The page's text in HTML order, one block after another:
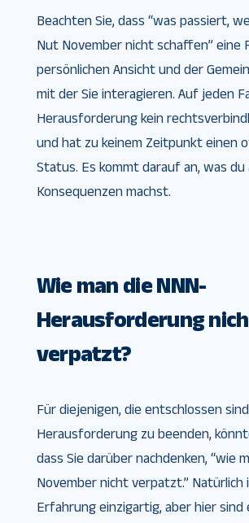
Beachten Sie, dass “was passiert,
Nut November nicht schaffen” eine
persönlichen Ansicht und der
mit der Sie interagieren. Auf jeden
Herausforderung kein
und hat zu keinem Zeitpunkt einen
Status. Es kommt darauf an, was du
Konsequenzen machst.
Wie man die NNN-
Herausforderung
verpatzt?
Für diejenigen, die entschlossen
Herausforderung zu beenden,
dass Sie darüber nachdenken, “wie
November nicht verpatzt.” Natürlich
Erfahrung einzigartig, aber hier sind